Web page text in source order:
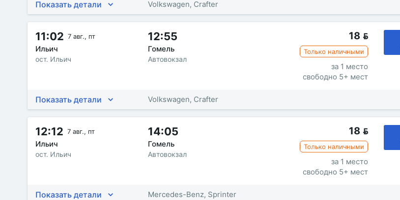
Показать детали Volkswagen, Crafter
11:02 7 авг., пт
Ильич
ост. Ильич
12:55
Гомель
Автовокзал
18 
Только наличными
за 1 место
свободно 5+ мест
Показать детали Volkswagen, Crafter
12:12 7 авг., пт
Ильич
ост. Ильич
14:05
Гомель
Автовокзал
18 
Только наличными
за 1 место
свободно 5+ мест
Показать детали Mercedes-Benz, Sprinter